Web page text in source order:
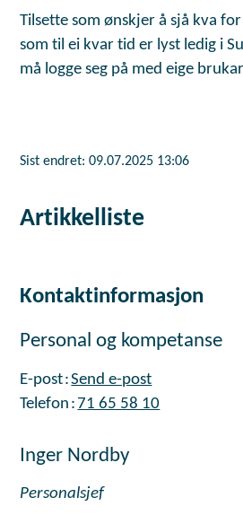
Tilsette som ønskjer å sjå kva
som til ei kvar tid er lyst ledig i
må logge seg på med eige
Sist endret 09.07.2025 13:06
Artikkelliste
Kontaktinformasjon
Personal og kompetanse
E-post Send e-post
Telefon 71 65 58 10
Inger Nordby
Personalsjef